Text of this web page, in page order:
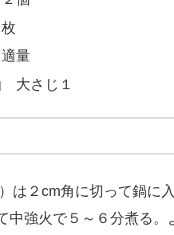
量
大さじ１
は２cm角に切って鍋に入
中強火で５～６分煮る。